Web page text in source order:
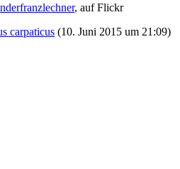
, auf Flickr
carpaticus (10. Juni 2015 um 21:09)